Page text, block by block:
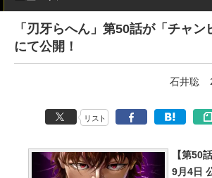
「刃牙らへん」第50話が「チャン
にて公開！
石井聡
リスト
【第50話
9月4日